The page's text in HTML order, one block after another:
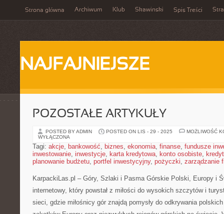
Strona główna Archiwum Klub Skawinski Spis Treści
NAJFAJNIEJSZE
POZOSTAŁE ARTYKUŁY
POSTED BY ADMIN POSTED ON LIS - 29 - 2025
MOŻLIWOŚĆ
WYŁĄCZONA
Tagi: akcje, bankowość, biznes, ekonomia, finanse, fundusze
inwestowanie, inwestycje, karta kredytowa, konto osobiste,
planowanie budżetu, portfel inwestycyjny, pożyczki, zarządzanie
KarpackiLas.pl – Góry, Szlaki i Pasma Górskie Polski, Europy i
internetowy, który powstał z miłości do wysokich szczytów i
sieci, gdzie miłośnicy gór znajdą pomysły do odkrywania